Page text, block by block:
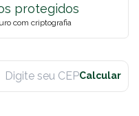
protegidos
com criptografia